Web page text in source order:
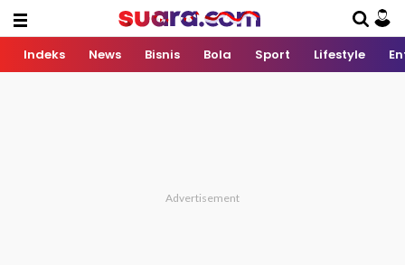
Indeks News Bisnis Bola Sport Lifestyle